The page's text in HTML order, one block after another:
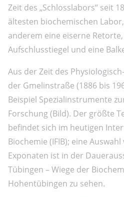
Zeit des „Schlosslabors“ seit
ältesten biochemischen
anderem eine eiserne
Aufschlusstiegel und eine
Aus der Zeit des
der Gmelinstraße (1886 bis
Beispiel Spezialinstrumente
Forschung (Bild). Der größte
befindet sich im heutigen
Biochemie (IFIB); eine
Exponaten ist in der
Tübingen – Wiege der
Hohentübingen zu sehen.